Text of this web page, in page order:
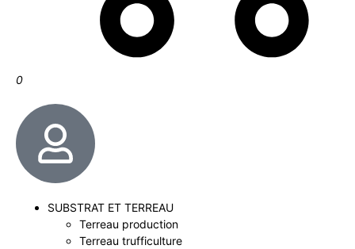
0
SUBSTRAT ET TERREAU
Terreau production
Terreau trufficulture